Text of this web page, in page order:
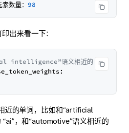
数量： 98
出来看一下：
语义相近的 “ai”，和
近的单词，比如和“artificial
，和“automotive”语义相近的